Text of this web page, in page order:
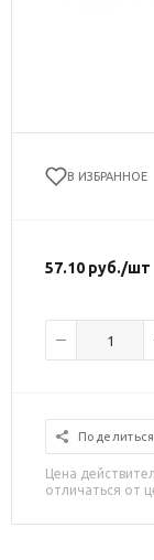
В ИЗБРАННОЕ
57.10 руб./шт
Поделиться
Цена
отличаться от